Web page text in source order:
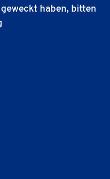
haben, bitten